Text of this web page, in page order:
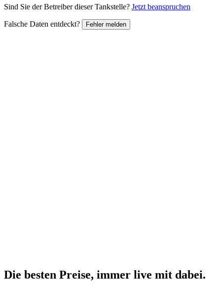
Sind Sie der Betreiber dieser Tankstelle? Jetzt beanspruchen
Falsche Daten entdeckt? Fehler melden
Die besten Preise, immer live mit dabei.